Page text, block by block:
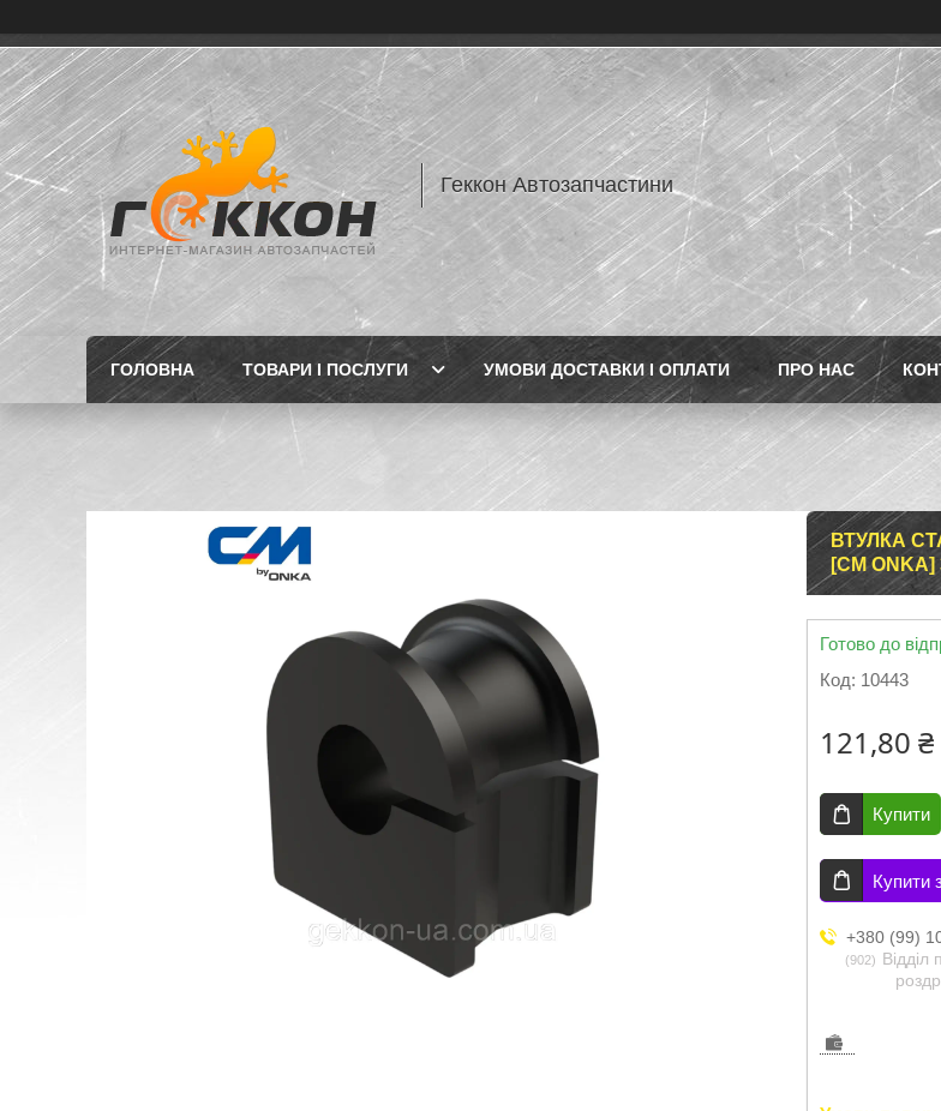
Геккон Автозапчастини
ГОЛОВНА ТОВАРИ І ПОСЛУГИ УМОВИ ДОСТАВКИ І ОПЛАТИ ПРО НАС
ВТУЛКА
[CM ONKA]
Готово до
Код: 10443
121,80 ₴
Купити
Купити
+380 (99)
902
Відділ